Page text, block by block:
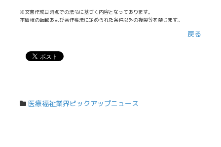
※文書作成日時点での法令に基づく内容となっております。
本情報の転載および著作権法に定められた条件以外の複製等を禁じます。
戻る
医療福祉業界ピックアップニュース